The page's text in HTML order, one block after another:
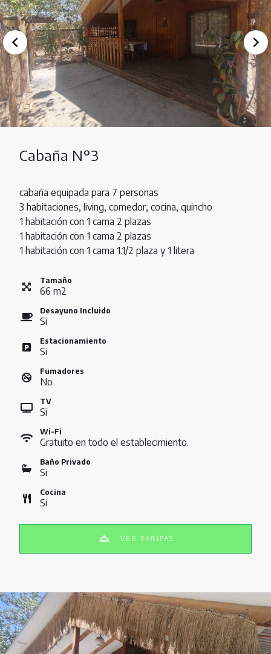
Cabaña N°3
cabaña equipada para 7 personas
3 habitaciones, living, comedor, cocina, quincho
1 habitación con 1 cama 2 plazas
1 habitación con 1 cama 2 plazas
1 habitación con 1 cama 1.1/2 plaza y 1 litera
Tamaño
66 m2
Desayuno Incluido
Si
Estacionamiento
Si
Fumadores
No
TV
Si
Wi-Fi
Gratuito en todo el establecimiento.
Baño Privado
Si
Cocina
Si
VER TARIFAS